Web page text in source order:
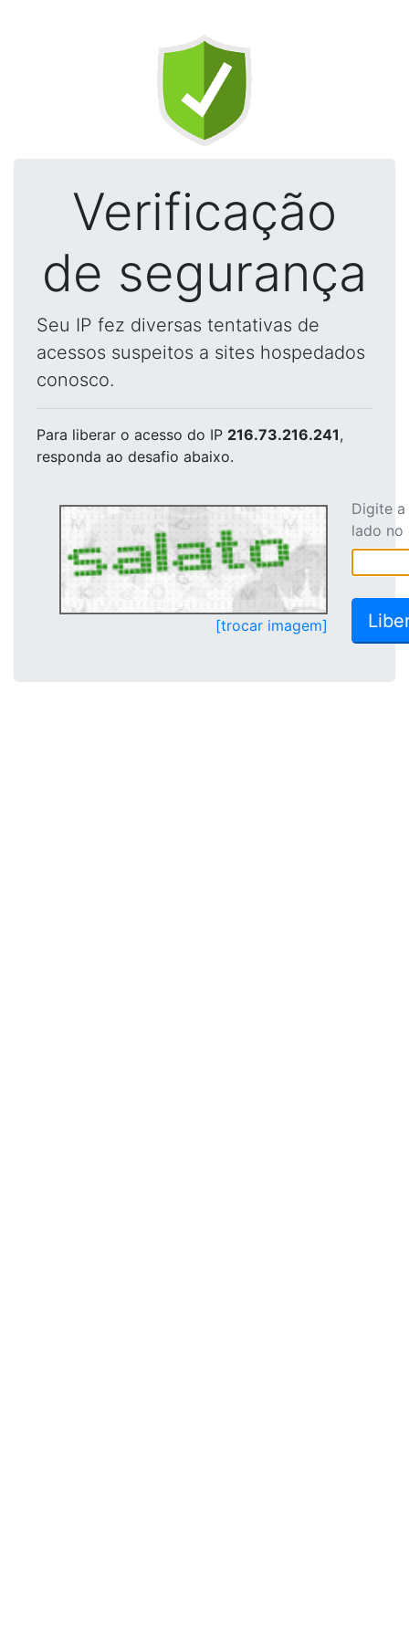
Verificação
de segurança
Seu IP fez diversas tentativas de
acessos suspeitos a sites hospedados
conosco.
Para liberar o acesso do IP 216.73.216.241,
responda ao desafio abaixo.
[trocar imagem]
Digite
lado no